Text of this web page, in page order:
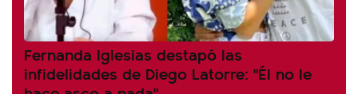
Fernanda Iglesias destapó las
infidelidades de Diego Latorre: "Él no le